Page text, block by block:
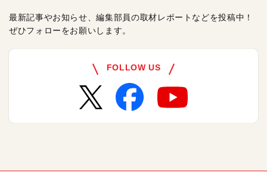
最新記事やお知らせ、編集部員の取材レポートなどを投稿中！
ぜひフォローをお願いします。
FOLLOW US